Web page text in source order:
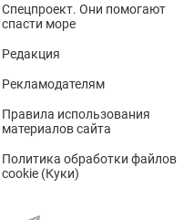
Спецпроект. Они помогают
спасти море
Редакция
Рекламодателям
Правила использования
материалов сайта
Политика обработки файлов
cookie (Куки)